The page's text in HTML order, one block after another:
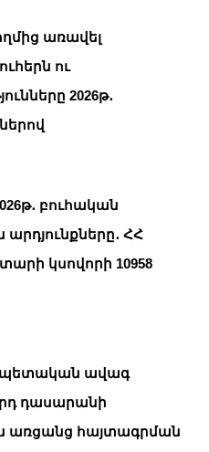
առավել
ու
2026թ․
բուհական
արդյունքները․ ՀՀ
կսովորի 10958
պետական ավագ
րդ դասարանի
առցանց հայտագրման